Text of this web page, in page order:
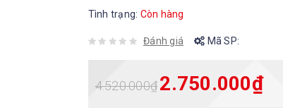
Tình trạng: Còn hàng
Đánh giá Mã SP:
4.520.000₫2.750.000₫